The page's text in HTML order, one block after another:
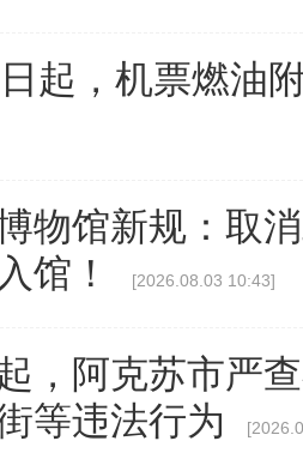
起，机票燃油
物馆新规：取
馆！
[2026.08.03 10:43]
，阿克苏市严
等违法行为